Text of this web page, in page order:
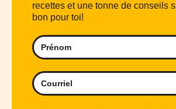
recettes et une tonne de conseils
bon pour toi!